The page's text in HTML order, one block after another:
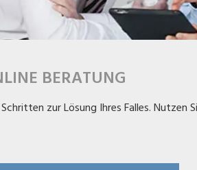
BERATUNG
zur Lösung Ihres Falles. Nutzen